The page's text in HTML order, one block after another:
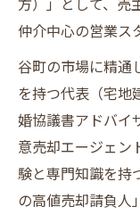
方）」として、売
仲介中心の営業ス
谷町の市場に精通
を持つ代表（宅地
婚協議書アドバイ
意売却エージェン
験と専門知識を持
の高値売却請負人